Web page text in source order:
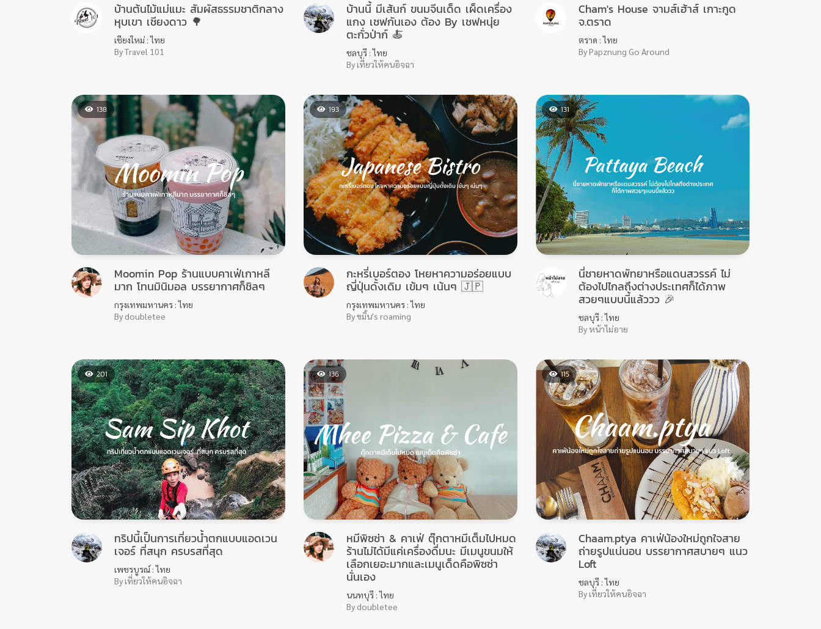
บ้านต้นไม้แม่แมะ สัมผัสธรรมชาติกลาง
หุบเขา เชียงดาว 🌳
เชียงใหม่ : ไทย
By Travel 101
บ้านนี้ มีเส้นก์ ขนมจีนเด็ด เผ็ดเครื่อง
แกง เชฟกันเอง ต้อง By เชฟหนุ่ย
ตะกั่วป่าก์ 🍝
ชลบุรี : ไทย
By เที่ยวให้คนอิจฉา
Cham's House จามส์เฮ้าส์ เกาะกูด
จ.ตราด
ตราด : ไทย
By Papznung Go Around
138
Moomin Pop ร้านแบบคาเฟ่เกาหลี
มาก โทนมินิมอล บรรยากาศก็ชิลๆ
กรุงเทพมหานคร : ไทย
By doubletee
193
กะหรี่เบอร์ตอง โหยหาความอร่อยแบบ
ญี่ปุ่นดั้งเดิม เข้มๆ เน้นๆ 🇯🇵
กรุงเทพมหานคร : ไทย
By ขมิ้น's roaming
131
นี่ชายหาดพัทยาหรือแดนสวรรค์ ไม่
ต้องไปไกลถึงต่างประเทศก็ได้ภาพ
สวยๆแบบนี้แล้ววว 🎉
ชลบุรี : ไทย
By หน้าไม่อาย
201
ทริปนี้เป็นการเที่ยวน้ำตกแบบแอดเวน
เจอร์ ที่สนุก ครบรสที่สุด
เพชรบูรณ์ : ไทย
By เที่ยวให้คนอิจฉา
136
หมีพิซซ่า & คาเฟ่ ตุ๊กตาหมีเต็มไปหมด
ร้านไม่ได้มีแค่เครื่องดื่มนะ มีเมนูขนมให้
เลือกเยอะมากและเมนูเด็ดคือพิซซ่า
นั่นเอง
นนทบุรี : ไทย
By doubletee
115
Chaam.ptya คาเฟ่น้องใหม่ถูกใจสาย
ถ่ายรูปแน่นอน บรรยากาศสบายๆ แนว
Loft
ชลบุรี : ไทย
By เที่ยวให้คนอิจฉา